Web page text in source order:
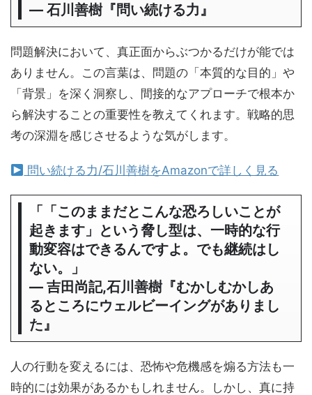
― 石川善樹『問い続ける力』
問題解決において、真正面からぶつかるだけが能では
ありません。この言葉は、問題の「本質的な目的」や
「背景」を深く洞察し、間接的なアプローチで根本か
ら解決することの重要性を教えてくれます。戦略的思
考の深淵を感じさせるような気がします。
問い続ける力/石川善樹をAmazonで詳しく見る
「「このままだとこんな恐ろしいことが
起きます」という脅し型は、一時的な行
動変容はできるんですよ。でも継続はし
ない。」
― 吉田尚記,石川善樹『むかしむかしあ
るところにウェルビーイングがありまし
た』
人の行動を変えるには、恐怖や危機感を煽る方法も一
時的には効果があるかもしれません。しかし、真に持